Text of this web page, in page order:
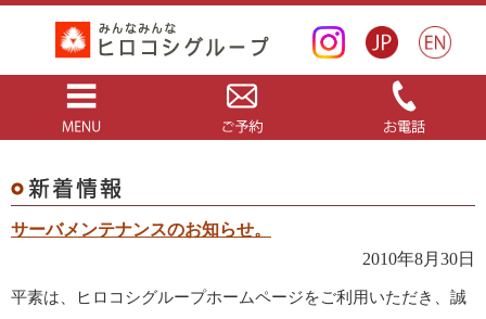
サーバメンテナンスのお知らせ。
2010年8月30日
平素は、ヒロコシグループホームページをご利用いただき、誠